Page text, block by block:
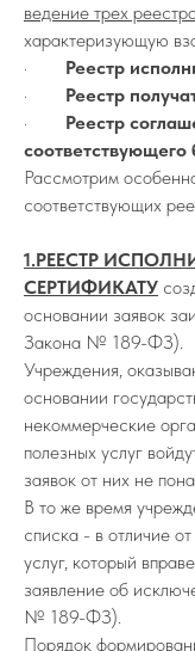
ведение трех
характеризующую
· Реестр
· Реестр
· Реестр
Рассмотрим
соответствующих
1.РЕЕСТР
СЕРТИФИКАТУ
основании заявок
Закона № 189-ФЗ).
Учреждения,
основании
некоммерческие
полезных услуг
заявок от них не
В то же время
списка - в отличие
услуг, который
заявление об
№ 189-ФЗ).
Порядок